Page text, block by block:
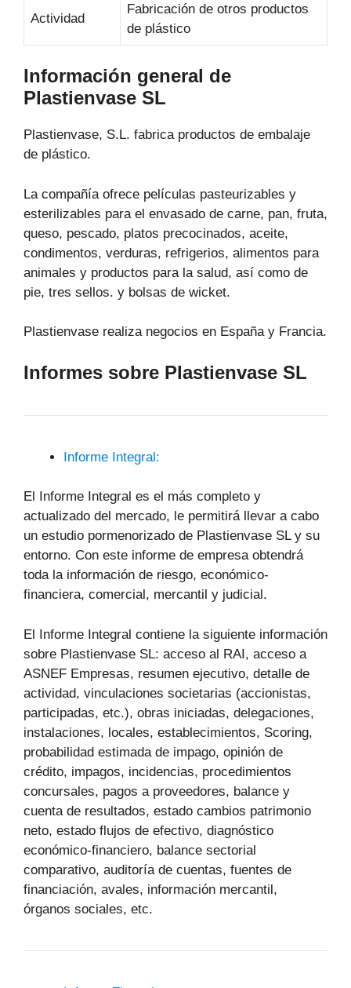
Actividad
Fabricación de otros productos
de plástico
Información general de
Plastienvase SL
Plastienvase, S.L. fabrica productos de embalaje
de plástico.
La compañía ofrece películas pasteurizables y
esterilizables para el envasado de carne, pan, fruta,
queso, pescado, platos precocinados, aceite,
condimentos, verduras, refrigerios, alimentos para
animales y productos para la salud, así como de
pie, tres sellos. y bolsas de wicket.
Plastienvase realiza negocios en España y Francia.
Informes sobre Plastienvase SL
Informe Integral:
El Informe Integral es el más completo y
actualizado del mercado, le permitirá llevar a cabo
un estudio pormenorizado de Plastienvase SL y su
entorno. Con este informe de empresa obtendrá
toda la información de riesgo, económico-
financiera, comercial, mercantil y judicial.
El Informe Integral contiene la siguiente información
sobre Plastienvase SL: acceso al RAI, acceso a
ASNEF Empresas, resumen ejecutivo, detalle de
actividad, vinculaciones societarias (accionistas,
participadas, etc.), obras iniciadas, delegaciones,
instalaciones, locales, establecimientos, Scoring,
probabilidad estimada de impago, opinión de
crédito, impagos, incidencias, procedimientos
concursales, pagos a proveedores, balance y
cuenta de resultados, estado cambios patrimonio
neto, estado flujos de efectivo, diagnóstico
económico-financiero, balance sectorial
comparativo, auditoría de cuentas, fuentes de
financiación, avales, información mercantil,
órganos sociales, etc.